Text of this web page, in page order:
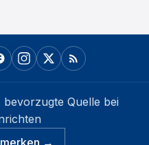
bevorzugte Quelle bei
→